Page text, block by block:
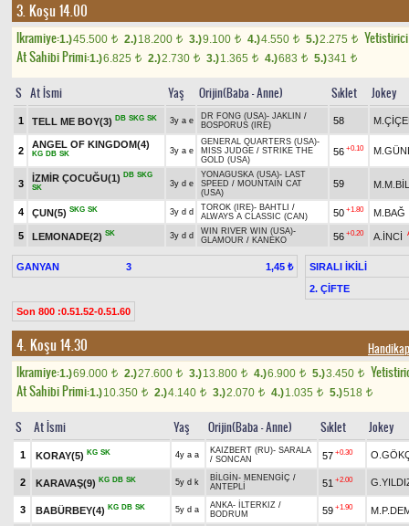
3. Koşu 14.00
Ikramiye:1.)45.500 t 2.)18.200 t 3.)9.100 t 4.)4.550 t 5.)2.275 t
At Sahibi Primi:1.)6.825 t 2.)2.730 t 3.)1.365 t 4.)683 t 5.)341 t
S At İsmi Yaş Orijin(Baba - Anne) Sıklet Jokey
1 TELL ME BOY(3) DB SKG SK 3y a e DR FONG (USA)- JAKLIN /
BOSPORUS (IRE)
58
2
ANGEL OF KINGDOM(4)
KG DB SK 3y a e
GENERAL QUARTERS (USA)-
MISS JUDGE / STRIKE THE
GOLD (USA)
56 +0.10
3
İZMİR ÇOCUĞU(1) DB SKG
SK
3y d e
YONAGUSKA (USA)- LAST
SPEED / MOUNTAIN CAT
(USA)
59
4 ÇUN(5) SKG SK 3y d d TOROK (IRE)- BAHTLI /
ALWAYS A CLASSIC (CAN)
50 +1.80 M.BAĞ
5 LEMONADE(2) SK 3y d d WIN RIVER WIN (USA)-
GLAMOUR / KANEKO 56 +0.20 A.İNCİ
GANYAN 3 1,45 ₺
SIRALI İKİLİ
2. ÇİFTE
Son 800 :0.51.52-0.51.60
4. Koşu 14.30
Ikramiye:1.)69.000 t 2.)27.600 t 3.)13.800 t 4.)6.900 t 5.)3.450 t
At Sahibi Primi:1.)10.350 t 2.)4.140 t 3.)2.070 t 4.)1.035 t 5.)518 t
S At İsmi Yaş Orijin(Baba - Anne) Sıklet Jokey
1 KORAY(5) KG SK 4y a a KAIZBERT (RU)- SARALA
/ SONCAN 57 +0.30
2 KARAVAŞ(9) KG DB SK 5y d k BİLGİN - MENENGİÇ /
ANTEPLİ
51 +2.00
3 BABÜRBEY(4) KG DB SK 5y d a ANKA- İLTERKIZ /
BODRUM
59 +1.90